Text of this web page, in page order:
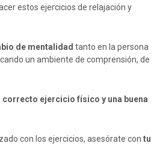
estos ejercicios de relajación y
de mentalidad tanto en la persona
un ambiente de comprensión, de
ejercicio físico y una buena
con los ejercicios, asesórate con tu